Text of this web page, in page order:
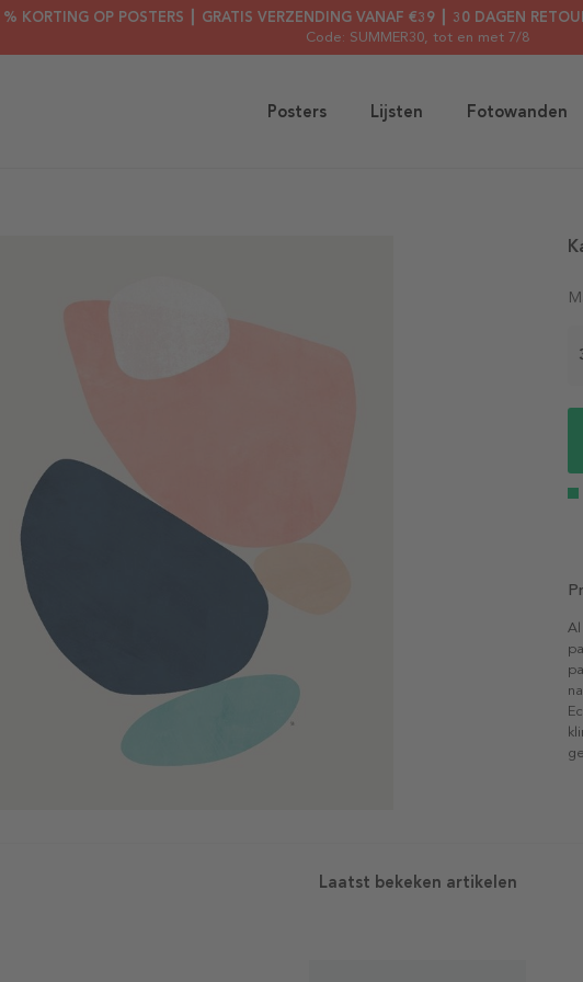
KORTING OP POSTERS ┃ GRATIS VERZENDING VANAF €39 ┃ 30 DAGEN
Code: SUMMER30, tot en met 7/8
Posters Lijsten Fotowanden
Laatst bekeken artikelen